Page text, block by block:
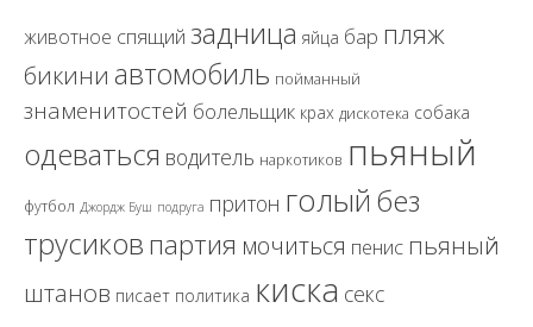
животное спящий задница яйца бар пляж
бикини автомобиль пойманный
знаменитостей болельщик крах дискотека собака
одеваться водитель наркотиков пьяный
футбол Джордж Буш подруга притон голый без
трусиковпартия мочиться пенис пьяный
штанов писает политика киска секс